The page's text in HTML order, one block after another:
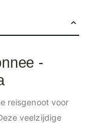
-
reisgenoot voor
veelzijdige